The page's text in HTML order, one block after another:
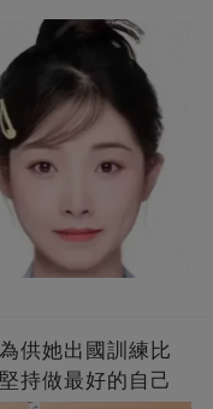
供她出國訓練比
持做最好的自己